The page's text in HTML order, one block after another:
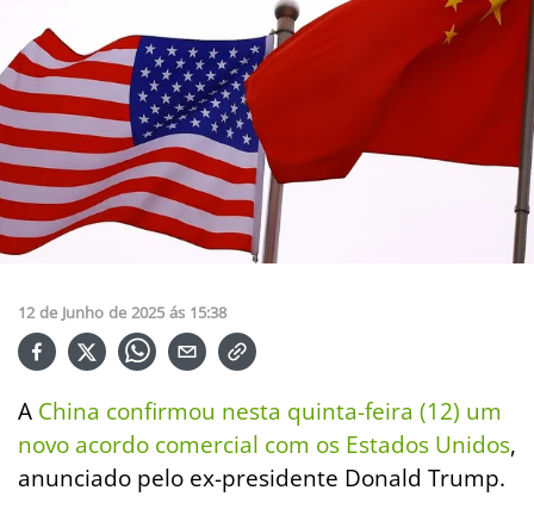
12 de Junho de 2025 ás 15:38
A China confirmou nesta quinta-feira (12) um
novo acordo comercial com os Estados Unidos,
anunciado pelo ex-presidente Donald Trump.